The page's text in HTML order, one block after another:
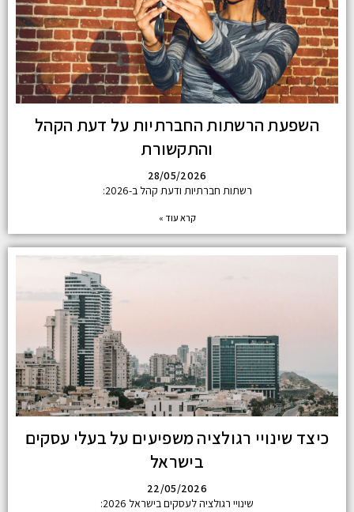
השפעת הרשתות החברתיות על דעת הקהל
והתקשורת
28/05/2026
רשתות חברתיות ודעת קהל ב-2026:
קרא עוד »
כיצד שינויי רגולציה משפיעים על בעלי עסקים
בישראל
22/05/2026
שינויי רגולציה לעסקים בישראל 2026: